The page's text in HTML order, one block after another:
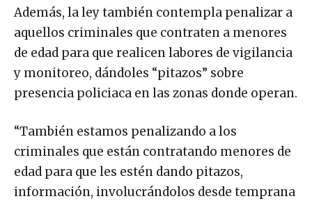
Además, la ley también contempla penalizar a
aquellos criminales que contraten a menores
de edad para que realicen labores de vigilancia
y monitoreo, dándoles “pitazos” sobre
presencia policiaca en las zonas donde operan.
“También estamos penalizando a los
criminales que están contratando menores de
edad para que les estén dando pitazos,
información, involucrándolos desde temprana